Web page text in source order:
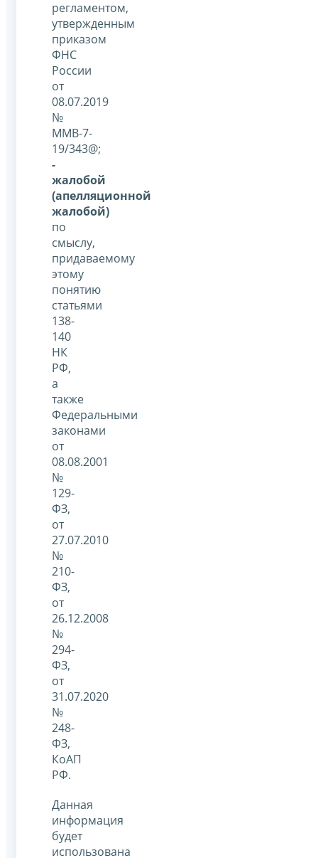
регламентом,
утвержденным
приказом
ФНС
России
от
08.07.2019
№
ММВ-7-
19/343@;
-
жалобой
(апелляционной
жалобой)
по
смыслу,
придаваемому
этому
понятию
статьями
138-
140
НК
РФ,
а
также
Федеральными
законами
от
08.08.2001
№
129-
ФЗ,
от
27.07.2010
№
210-
ФЗ,
от
26.12.2008
№
294-
ФЗ,
от
31.07.2020
№
248-
ФЗ,
КоАП
РФ.
Данная
информация
будет
использована